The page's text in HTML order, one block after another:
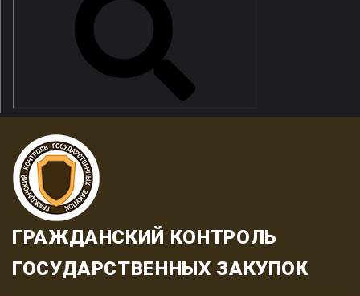
ГРАЖДАНСКИЙ КОНТРОЛЬ
ГОСУДАРСТВЕННЫХ ЗАКУПОК